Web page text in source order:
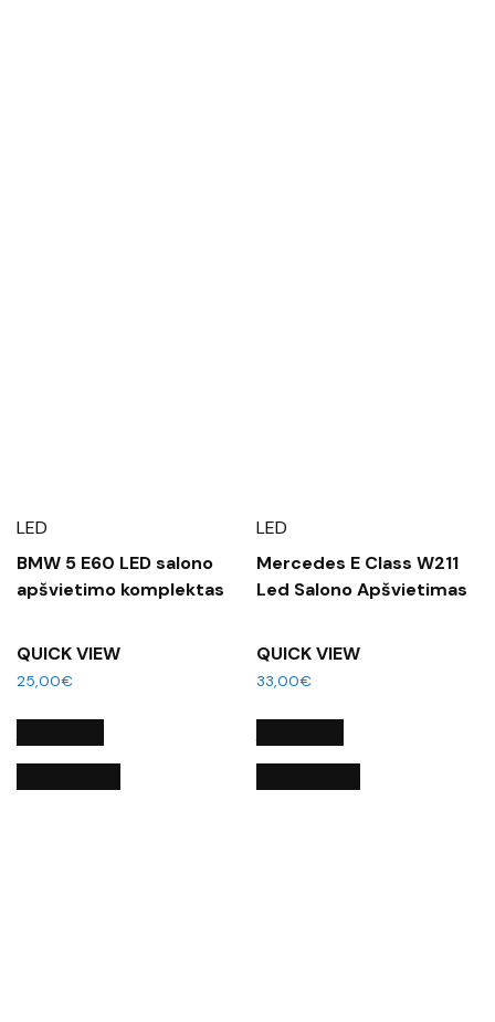
LED
BMW 5 E60 LED salono
apšvietimo komplektas
QUICK VIEW
25,00€
LED
Mercedes E Class W211
Led Salono Apšvietimas
QUICK VIEW
33,00€